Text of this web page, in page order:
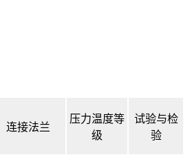
连接法兰
压力温度等
级
试验与检
验